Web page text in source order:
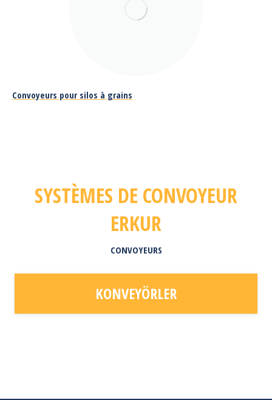
Convoyeurs pour silos à grains
SYSTÈMES DE CONVOYEUR
ERKUR
CONVOYEURS
KONVEYÖRLER